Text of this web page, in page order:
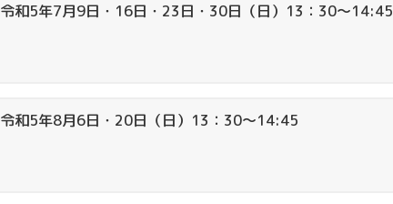
令和5年7月9日・16日・23日・30日（日）13：30～14:45
令和5年8月6日・20日（日）13：30～14:45